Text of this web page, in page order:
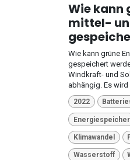
Wie kann
mittel-
Wie kann grüne
gespeichert
Windkraft- und
abhängig. Es
2022
Energiespeicher
Klimawandel
Wasserstoff